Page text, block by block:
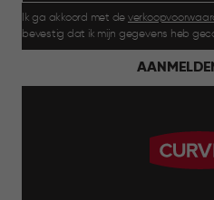
Ik ga akkoord met de
bevestig dat ik mijn gegevens heb